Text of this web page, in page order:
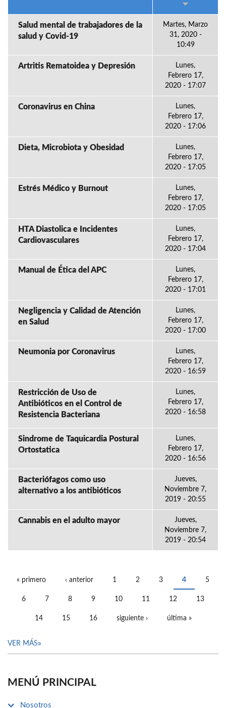
Salud mental de trabajadores de la
salud y Covid-19
Martes, Marzo
31, 2020 -
10:49
Artritis Rematoidea y Depresión
Lunes,
Febrero 17,
2020 - 17:07
Coronavirus en China
Lunes,
Febrero 17,
2020 - 17:06
Dieta, Microbiota y Obesidad
Lunes,
Febrero 17,
2020 - 17:05
Estrés Médico y Burnout
Lunes,
Febrero 17,
2020 - 17:05
HTA Diastolica e Incidentes
Cardiovasculares
Lunes,
Febrero 17,
2020 - 17:04
Manual de Ética del APC
Lunes,
Febrero 17,
2020 - 17:01
Negligencia y Calidad de Atención
en Salud
Lunes,
Febrero 17,
2020 - 17:00
Neumonia por Coronavirus
Lunes,
Febrero 17,
2020 - 16:59
Restricción de Uso de
Antibióticos en el Control de
Resistencia Bacteriana
Lunes,
Febrero 17,
2020 - 16:58
Sindrome de Taquicardia Postural
Ortostatica
Lunes,
Febrero 17,
2020 - 16:56
Bacteriófagos como uso
alternativo a los antibióticos
Jueves,
Noviembre 7,
2019 - 20:55
Cannabis en el adulto mayor
Jueves,
Noviembre 7,
2019 - 20:54
« primero ‹ anterior 1 2 3 4 5
6 7 8 9 10 11 12 13
14 15 16 siguiente › última »
VER MÁS
MENÚ PRINCIPAL
Nosotros